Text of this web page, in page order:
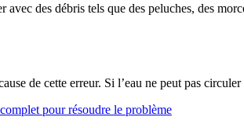
des débris tels que des peluches, des
de cette erreur. Si l’eau ne peut pas
pour résoudre le problème